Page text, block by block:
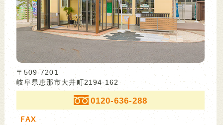
〒509-7201
岐阜県恵那市大井町2194-162
0120-636-288
FAX